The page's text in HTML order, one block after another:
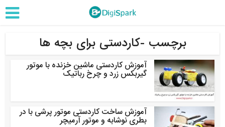
برچسب -کاردستی برای بچه ها
آموزش کاردستی ماشین خزنده با موتور
گیربکس زرد و چرخ رباتیک
آموزش ساخت کاردستی موتور پرشی با در
بطری نوشابه و موتور آرمیچر